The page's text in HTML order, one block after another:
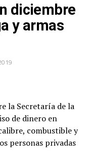
diciembre
y armas
la Secretaría de la
de dinero en
combustible y
personas privadas